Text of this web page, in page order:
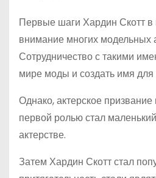
Первые шаги Хардин Скотт в
внимание многих модельных
Сотрудничество с такими
мире моды и создать имя для
Однако, актерское
первой ролью стал
актерстве.
Затем Хардин Скотт стал